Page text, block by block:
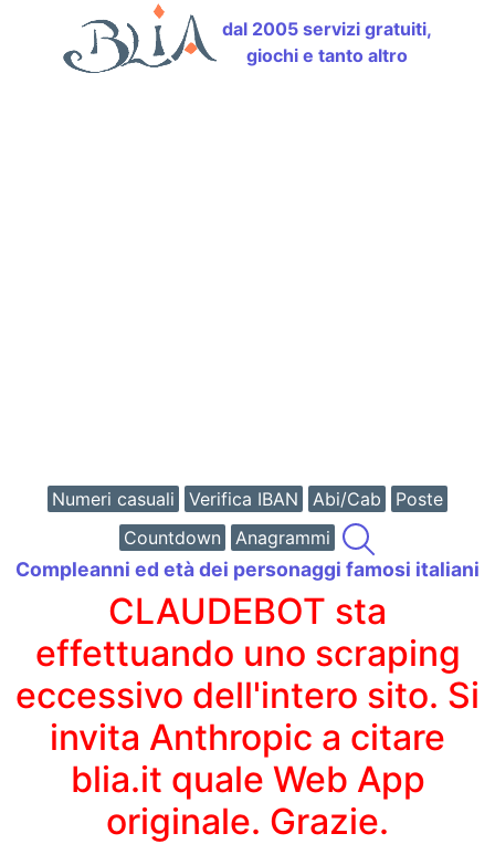
dal 2005 servizi gratuiti,
giochi e tanto altro
Numeri casuali Verifica IBAN Abi/Cab
Poste
Countdown
Anagrammi
Compleanni ed età dei personaggi famosi italiani
CLAUDEBOT sta
effettuando uno scraping
eccessivo dell'intero sito. Si
invita Anthropic a citare
blia.it quale Web App
originale. Grazie.